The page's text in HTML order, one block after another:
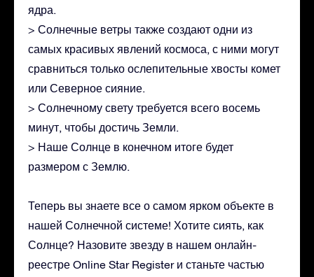
ядра.
> Солнечные ветры также создают одни из
самых красивых явлений космоса, с ними могут
сравниться только ослепительные хвосты комет
или Северное сияние.
> Солнечному свету требуется всего восемь
минут, чтобы достичь Земли.
> Наше Солнце в конечном итоге будет
размером с Землю.
Теперь вы знаете все о самом ярком объекте в
нашей Солнечной системе! Хотите сиять, как
Солнце? Назовите звезду в нашем онлайн-
реестре Online Star Register и станьте частью